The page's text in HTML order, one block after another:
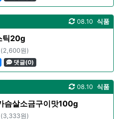
식품
08.10
틱20g
(2,600원)
댓글(0)
식품
08.10
슴살소금구이맛100g
(3,333원)